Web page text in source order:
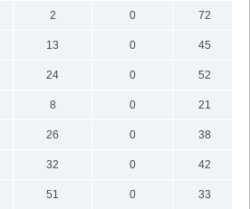
2 0
72
13 0
45
24 0
52
8 0
21
26 0
38
32 0
42
51 0
33